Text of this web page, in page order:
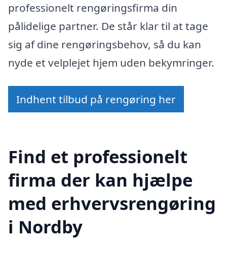
professionelt rengøringsfirma din
pålidelige partner. De står klar til at tage
sig af dine rengøringsbehov, så du kan
nyde et velplejet hjem uden bekymringer.
Indhent tilbud på rengøring her
Find et professionelt
firma der kan hjælpe
med erhvervsrengøring
i Nordby